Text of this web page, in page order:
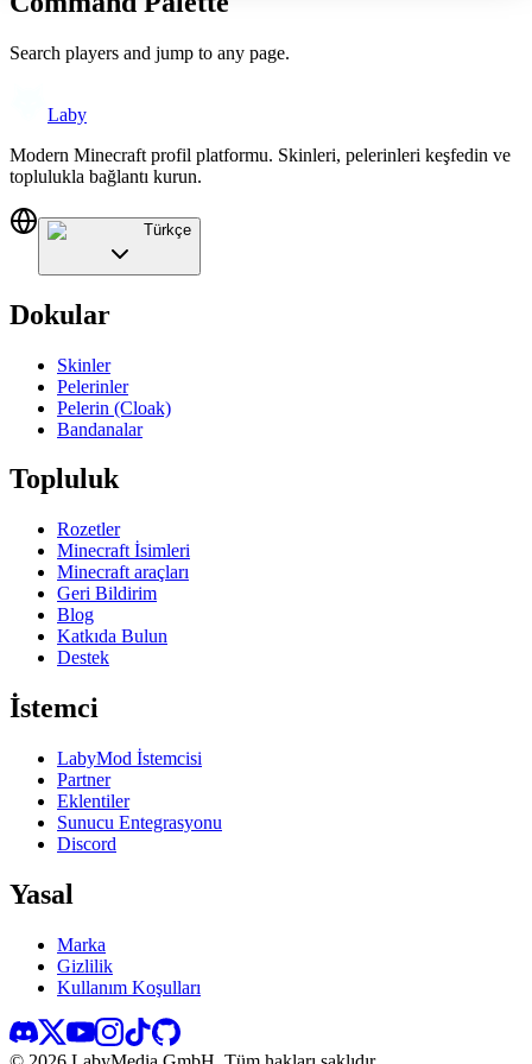
Search players and jump to any page.
Laby
Modern Minecraft profil platformu. Skinleri, pelerinleri keşfedin ve
toplulukla bağlantı kurun.
Türkçe
Dokular
Skinler
Pelerinler
Pelerin (Cloak)
Bandanalar
Topluluk
Rozetler
Minecraft İsimleri
Minecraft araçları
Geri Bildirim
Blog
Katkıda Bulun
Destek
İstemci
LabyMod İstemcisi
Partner
Eklentiler
Sunucu Entegrasyonu
Discord
Yasal
Marka
Gizlilik
Kullanım Koşulları